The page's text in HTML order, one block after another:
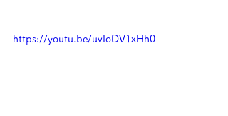
https://youtu.be/uvIoDV1xHh0